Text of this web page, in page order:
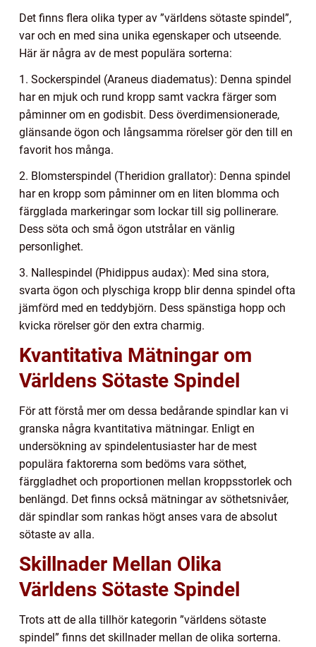
Det finns flera olika typer av ”världens sötaste spindel”,
var och en med sina unika egenskaper och utseende.
Här är några av de mest populära sorterna:
1. Sockerspindel (Araneus diadematus): Denna spindel
har en mjuk och rund kropp samt vackra färger som
påminner om en godisbit. Dess överdimensionerade,
glänsande ögon och långsamma rörelser gör den till en
favorit hos många.
2. Blomsterspindel (Theridion grallator): Denna spindel
har en kropp som påminner om en liten blomma och
färgglada markeringar som lockar till sig pollinerare.
Dess söta och små ögon utstrålar en vänlig
personlighet.
3. Nallespindel (Phidippus audax): Med sina stora,
svarta ögon och plyschiga kropp blir denna spindel ofta
jämförd med en teddybjörn. Dess spänstiga hopp och
kvicka rörelser gör den extra charmig.
Kvantitativa Mätningar om
Världens Sötaste Spindel
För att förstå mer om dessa bedårande spindlar kan vi
granska några kvantitativa mätningar. Enligt en
undersökning av spindelentusiaster har de mest
populära faktorerna som bedöms vara söthet,
färggladhet och proportionen mellan kroppsstorlek och
benlängd. Det finns också mätningar av söthetsnivåer,
där spindlar som rankas högt anses vara de absolut
sötaste av alla.
Skillnader Mellan Olika
Världens Sötaste Spindel
Trots att de alla tillhör kategorin ”världens sötaste
spindel” finns det skillnader mellan de olika sorterna.